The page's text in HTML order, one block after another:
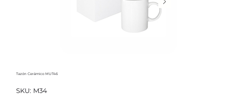
Tazón Cerámico MUT46
SKU: SKU
M34
M34